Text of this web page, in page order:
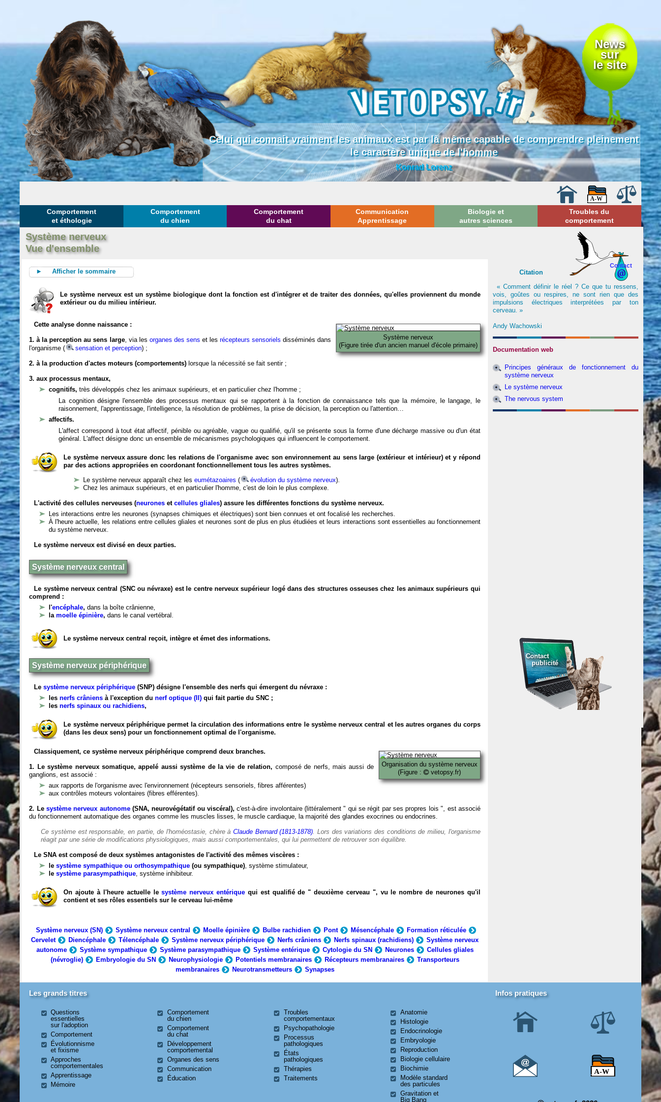
News
sur
le site
Celui qui connait vraiment les animaux est par là même capable de comprendre pleinement
le caractère unique de l'homme
Konrad Lorenz
Comportement
et éthologie
Comportement
du chien
Comportement
du chat
Communication
Apprentissage
Biologie et
autres sciences
Troubles du
comportement
Système nerveux
Vue d'ensemble
► Afficher le sommaire
Le système nerveux est un système biologique dont la fonction est d'intégrer et de traiter des données, qu'elles proviennent du monde
extérieur ou du milieu intérieur.
Système nerveux
(Figure tirée d'un ancien manuel d'école primaire)
Cette analyse donne naissance :
1. à la perception au sens large, via les organes des sens et les récepteurs sensoriels disséminés dans
l'organisme (
sensation et perception) ;
2. à la production d'actes moteurs (comportements) lorsque la nécessité se fait sentir ;
3. aux processus mentaux,
cognitifs,très développés chez les animaux supérieurs, et en particulier chez l'homme ;
La cognition désigne l'ensemble des processus mentaux qui se rapportent à la fonction de connaissance tels que la mémoire, le langage, le
raisonnement, l'apprentissage, l'intelligence, la résolution de problèmes, la prise de décision, la perception ou l'attention…
affectifs.
L'affect correspond à tout état affectif, pénible ou agréable, vague ou qualifié, qu'il se présente sous la forme d'une décharge massive ou d'un état
général. L'affect désigne donc un ensemble de mécanismes psychologiques qui influencent le comportement.
Le système nerveux assure donc les relations de l'organisme avec son environnement au sens large (extérieur et intérieur) et y répond
par des actions appropriées en coordonant fonctionnellement tous les autres systèmes.
Le système nerveux apparaît chez leseumétazoaires ( évolution du système nerveux).
Chez les animaux supérieurs, et en particulier l'homme, c'est de loin le plus complexe.
L'activité des cellules nerveuses (neurones etcellules gliales) assure les différentes fonctions du système nerveux.
Les interactions entre les neurones (synapses chimiques et électriques) sont bien connues et ont focalisé les recherches.
À l'heure actuelle, les relations entre cellules gliales et neurones sont de plus en plus étudiées et leurs interactions sont essentielles au fonctionnement
du système nerveux.
Le système nerveux est divisé en deux parties.
Système nerveux central
Le système nerveux central (SNC ou névraxe) est le centre nerveux supérieur logé dans des structures osseuses chez les animaux supérieurs qui
comprend :
l'encéphale,dans la boîte crânienne,
lamoelle épinière,dans le canal vertébral.
Le système nerveux central reçoit, intègre et émet des informations.
Système nerveux périphérique
Lesystème nerveux périphérique (SNP) désigne l'ensemble des nerfs qui émergent du névraxe :
lesnerfs crâniens à l'exception du nerf optique (II) qui fait partie du SNC ;
lesnerfs spinaux ou rachidiens,
Le système nerveux périphérique permet la circulation des informations entre le système nerveux central et les autres organes du corps
(dans les deux sens) pour un fonctionnement optimal de l'organisme.
Organisation du système nerveux
(Figure :
vetopsy.fr)
Classiquement, ce système nerveux périphérique comprend deux branches.
1. Le système nerveux somatique, appelé aussi système de la vie de relation, composé de nerfs, mais aussi de
ganglions, est associé :
aux rapports de l'organisme avec l'environnement (récepteurs sensoriels, fibres afférentes)
aux contrôles moteurs volontaires (fibres efférentes).
2. Le système nerveux autonome(SNA, neurovégétatif ou viscéral), c'est-à-dire involontaire (littéralement " qui se régit par ses propres lois ", est associé
du fonctionnement automatique des organes comme les muscles lisses, le muscle cardiaque, la majorité des glandes exocrines ou endocrines.
Ce système est responsable, en partie, de l'homéostasie, chère àClaude Bernard (1813-1878). Lors des variations des conditions de milieu, l'organisme
réagit par une série de modifications physiologiques, mais aussi comportementales, qui lui permettent de retrouver son équilibre.
Le SNA est composé de deux systèmes antagonistes de l'activité des mêmes viscères :
lesystème sympathique ou orthosympathique (ou sympathique), système stimulateur,
lesystème parasympathique, système inhibiteur.
On ajoute à l'heure actuelle lesystème nerveux entérique qui est qualifié de " deuxième cerveau ", vu le nombre de neurones qu'il
contient et ses rôles essentiels sur le cerveau lui-même
Système nerveux (SN) Système nerveux central Moelle épinière Bulbe rachidien Pont Mésencéphale
Formation réticulée
Cervelet
Diencéphale Télencéphale Système nerveux périphérique Nerfs crâniens Nerfs spinaux (rachidiens)
Système nerveux
autonome
Système sympathique Système parasympathique Système entérique Cytologie du SN Neurones
Cellules gliales
(névroglie)
Embryologie du SN Neurophysiologie Potentiels membranaires Récepteurs membranaires
Transporteurs
membranaires
Neurotransmetteurs Synapses
Contact
Citation
« Comment définir le réel ? Ce que tu ressens,
vois, goûtes ou respires, ne sont rien que des
impulsions électriques interprétées par ton
cerveau. »
Andy Wachowski
Documentation web
Principes généraux de fonctionnement du
système nerveux
Le système nerveux
The nervous system
Contact
publicité
Les grands titres
Questions
essentielles
sur l'adoption
Comportement
Évolutionnisme
et fixisme
Approches
comportementales
Apprentissage
Mémoire
Comportement
du chien
Comportement
du chat
Développement
comportemental
Organes des sens
Communication
Éducation
Troubles
comportementaux
Psychopathologie
Processus
pathologiques
États
pathologiques
Thérapies
Traitements
Anatomie
Histologie
Endocrinologie
Embryologie
Reproduction
Biologie cellulaire
Biochimie
Modèle standard
des particules
Gravitation et
Big Bang
Infos pratiques